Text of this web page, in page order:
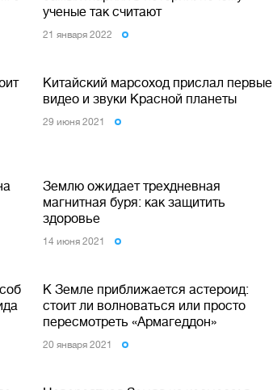
ученые так считают
21 января 2022
Китайский марсоход прислал первые
видео и звуки Красной планеты
29 июня 2021
Землю ожидает трехдневная
магнитная буря: как защитить
здоровье
14 июня 2021
К Земле приближается астероид:
стоит ли волноваться или просто
пересмотреть «Армагеддон»
20 января 2021